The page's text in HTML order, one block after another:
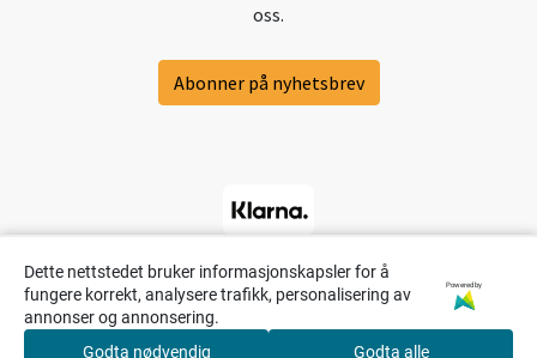
oss.
Abonner på nyhetsbrev
Dette nettstedet bruker informasjonskapsler for å
fungere korrekt, analysere trafikk, personalisering av
annonser og annonsering.
Powered by
Godta nødvendig Godta alle